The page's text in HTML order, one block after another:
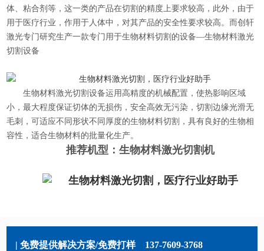
体、粘合剂等，这一类的产品在切割的精度上要求较高，此外，由于
用于医疗行业，作用于人体中，对其产品的安全性要求较高。而创轩
激光专门研究生产一款专门用于生物材料切割的设备—生物材料激光
切割设备
生物材料激光切割设备运用高精度的机械配置，使热影响区域
小，最大程度保证切体的无损伤，安全高效无污染，切割边缘光滑无
毛刺，可适应不同形状不同厚度的生物材料切割，具有良好的生物相
容性，适合生物材料的批量化生产。
推荐机型：生物材料激光切割机
| 免费提供解决方案/免费打样 137-7609-3768